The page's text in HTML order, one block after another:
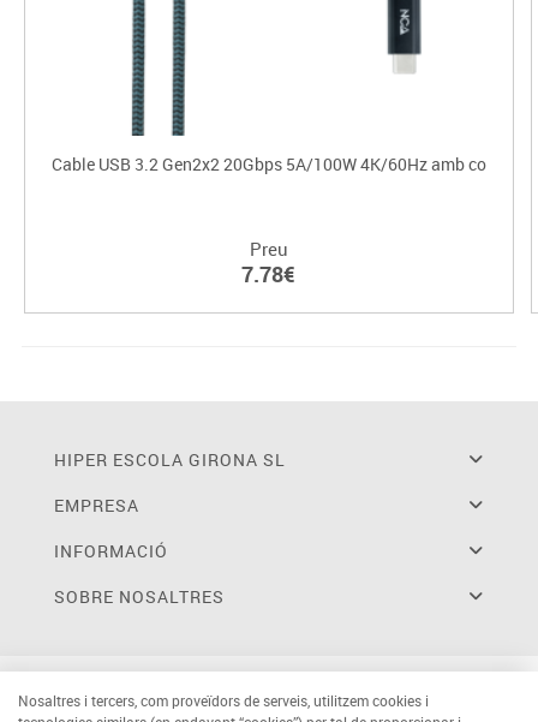
Cable USB 3.2 Gen2x2 20Gbps 5A/100W 4K/60Hz amb co
Preu
7.78€
HIPER ESCOLA GIRONA SL
EMPRESA
INFORMACIÓ
SOBRE NOSALTRES
Nosaltres i tercers, com proveïdors de serveis, utilitzem cookies i